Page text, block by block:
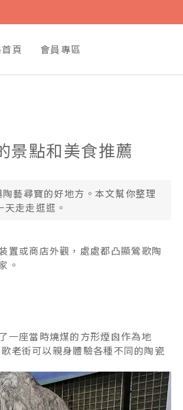
頁 會員專區
景點和美食推薦
藝尋寶的好地方。本文幫你整理
走走逛逛。
置或商店外觀，處處都凸顯鶯歌陶
。
一座當時燒煤的方形煙囪作為地
老街可以親身體驗各種不同的陶瓷